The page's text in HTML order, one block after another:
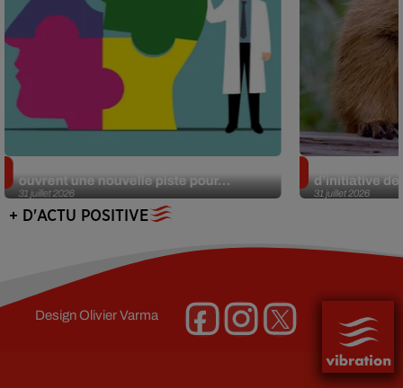
31 juillet 2026
ouvrent une nouvelle piste pour...
31 juillet 2026
d’initiative
+ D'ACTU POSITIVE
DesignOlivier Varma